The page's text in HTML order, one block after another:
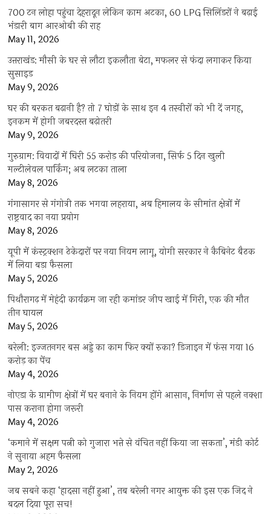
700 टन लोहा पहुंचा देहरादून लेकिन काम अटका, 60 LPG सिलिंडरों ने बढ़ाई
भंडारी बाग आरओबी की राह
May 11, 2026
उत्तराखंड: मौसी के घर से लौटा इकलौता बेटा, मफलर से फंदा लगाकर किया
सुसाइड
May 9, 2026
घर की बरकत बढ़ानी है? तो 7 घोड़ों के साथ इन 4 तस्वीरों को भी दें जगह,
इनकम में होगी जबरदस्त बढ़ोतरी
May 9, 2026
गुरुग्राम: विवादों में घिरी 55 करोड़ की परियोजना, सिर्फ 5 दिन खुली
मल्टीलेवल पार्किंग; अब लटका ताला
May 8, 2026
गंगासागर से गंगोत्री तक भगवा लहराया, अब हिमालय के सीमांत क्षेत्रों में
राष्ट्रवाद का नया प्रयोग
May 8, 2026
यूपी में कंस्ट्रक्शन ठेकेदारों पर नया नियम लागू, योगी सरकार ने कैबिनेट बैठक
में लिया बड़ा फैसला
May 5, 2026
पिथौरागढ़ में मेहंदी कार्यक्रम जा रही कमांडर जीप खाई में गिरी, एक की मौत
तीन घायल
May 5, 2026
बरेली: इज्जतनगर बस अड्डे का काम फिर क्यों रुका? डिजाइन में फंस गया 16
करोड़ का पेंच
May 4, 2026
नोएडा के ग्रामीण क्षेत्रों में घर बनाने के नियम होंगे आसान, निर्माण से पहले नक्शा
पास कराना होगा जरूरी
May 4, 2026
‘कमाने में सक्षम पत्नी को गुजारा भत्ते से वंचित नहीं किया जा सकता’, मंडी कोर्ट
ने सुनाया अहम फैसला
May 2, 2026
जब सबने कहा ‘हादसा नहीं हुआ’, तब बरेली नगर आयुक्त की इस एक जिद ने
बदल दिया पूरा सच!